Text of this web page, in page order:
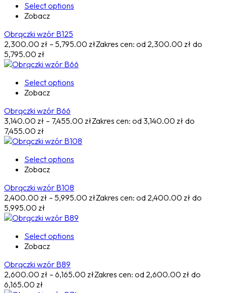
Select options
Zobacz
Obrączki wzór B125
2,300.00 zł – 5,795.00 złZakres cen: od 2,300.00 zł do
5,795.00 zł
Select options
Zobacz
Obrączki wzór B66
3,140.00 zł – 7,455.00 złZakres cen: od 3,140.00 zł do
7,455.00 zł
Select options
Zobacz
Obrączki wzór B108
2,400.00 zł – 5,995.00 złZakres cen: od 2,400.00 zł do
5,995.00 zł
Select options
Zobacz
Obrączki wzór B89
2,600.00 zł – 6,165.00 złZakres cen: od 2,600.00 zł do
6,165.00 zł